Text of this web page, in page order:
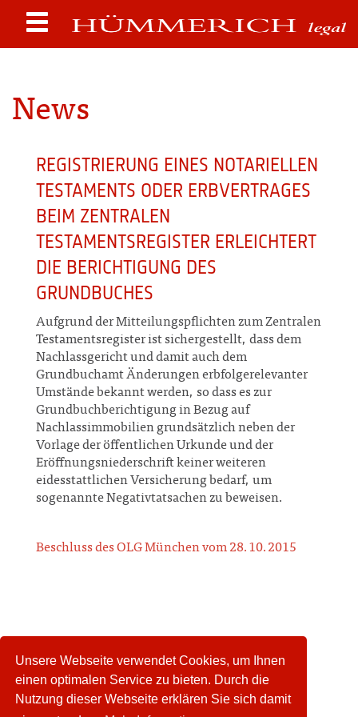
Unsere Webseite verwendet Cookies, um Ihnen
einen optimalen Service zu bieten. Durch die
Nutzung dieser Webseite erklären Sie sich damit
News
REGISTRIERUNG EINES NOTARIELLEN
TESTAMENTS ODER ERBVERTRAGES
BEIM ZENTRALEN
TESTAMENTSREGISTER ERLEICHTERT
DIE BERICHTIGUNG DES
GRUNDBUCHES
Aufgrund der Mitteilungspflichten zum Zentralen
Testamentsregister ist sichergestellt, dass dem
Nachlassgericht und damit auch dem
Grundbuchamt Änderungen erbfolgerelevanter
Umstände bekannt werden, so dass es zur
Grundbuchberichtigung in Bezug auf
Nachlassimmobilien grundsätzlich neben der
Vorlage der öffentlichen Urkunde und der
Eröffnungsniederschrift keiner weiteren
eidesstattlichen Versicherung bedarf, um
sogenannte Negativtatsachen zu beweisen.
Beschluss des OLG München vom 28.10.2015
mehr...